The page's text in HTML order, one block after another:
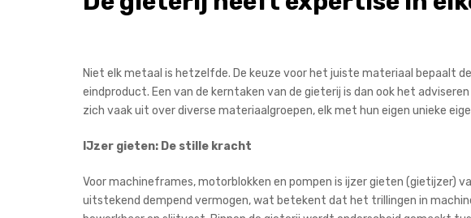
Niet elk metaal is hetzelfde. De keuze voor het juiste materiaal bepaalt
eindproduct. Een van de kerntaken van de gieterij is dan ook het
zich vaak uit over diverse materiaalgroepen, elk met hun eigen unieke
IJzer gieten: De stille kracht
Voor machineframes, motorblokken en pompen is ijzer gieten (gietijzer)
uitstekend dempend vermogen, wat betekent dat het trillingen in